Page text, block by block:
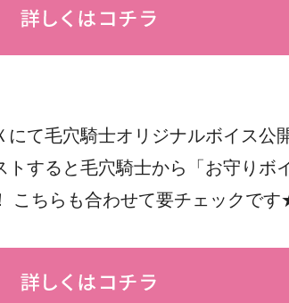
にて毛穴騎士オリジナルボイス公
すると毛穴騎士から「お守りボ
こちらも合わせて要チェックで